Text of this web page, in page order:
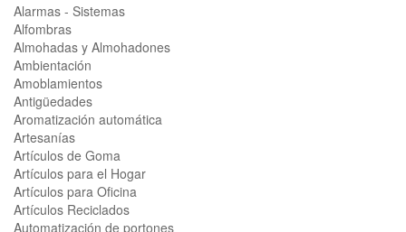
Alarmas - Sistemas
Alfombras
Almohadas y Almohadones
Ambientación
Amoblamientos
Antigüedades
Aromatización automática
Artesanías
Artículos de Goma
Artículos para el Hogar
Artículos para Oficina
Artículos Reciclados
Automatización de portones